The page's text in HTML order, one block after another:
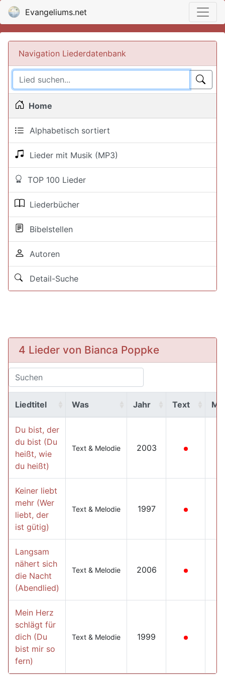
Evangeliums.net
Navigation Liederdatenbank
Home
Alphabetisch sortiert
Lieder mit Musik (MP3)
TOP 100 Lieder
Liederbücher
Bibelstellen
Autoren
Detail-Suche
4 Lieder von Bianca Poppke
Liedtitel Was Jahr Text
Du bist, der
du bist (Du
heißt, wie
du heißt)
Text & Melodie 2003
Keiner liebt
mehr (Wer
liebt, der
ist gütig)
Text & Melodie 1997
Langsam
nähert sich
die Nacht
(Abendlied)
Text & Melodie 2006
Mein Herz
schlägt für
dich (Du
bist mir so
fern)
Text & Melodie 1999